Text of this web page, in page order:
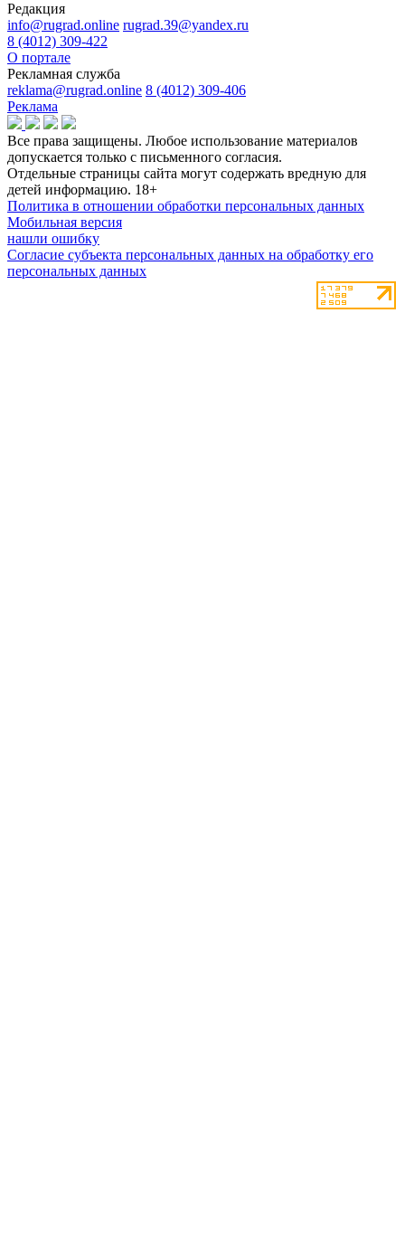
Редакция
info@rugrad.online rugrad.39@yandex.ru
8 (4012) 309-422
О портале
Рекламная служба
reklama@rugrad.online 8 (4012) 309-406
Реклама
Все права защищены. Любое использование материалов
допускается только с письменного согласия.
Отдельные страницы сайта могут содержать вредную для
детей информацию. 18+
Политика в отношении обработки персональных данных
Мобильная версия
нашли ошибку
Согласие субъекта персональных данных на обработку его
персональных данных